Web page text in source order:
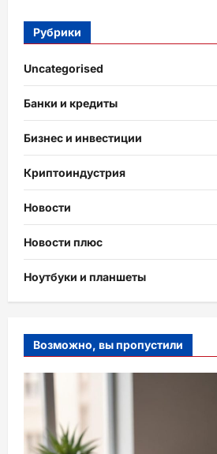
Рубрики
Uncategorised
Банки и кредиты
Бизнес и инвестиции
Криптоиндустрия
Новости
Новости плюс
Ноутбуки и планшеты
Возможно, вы пропустили